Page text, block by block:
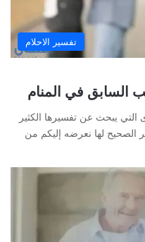
تفسير الاحلام
السابق في المنام
يبحث عن تفسيرها الكثير
الصحيح لها نعرضه إليكم من